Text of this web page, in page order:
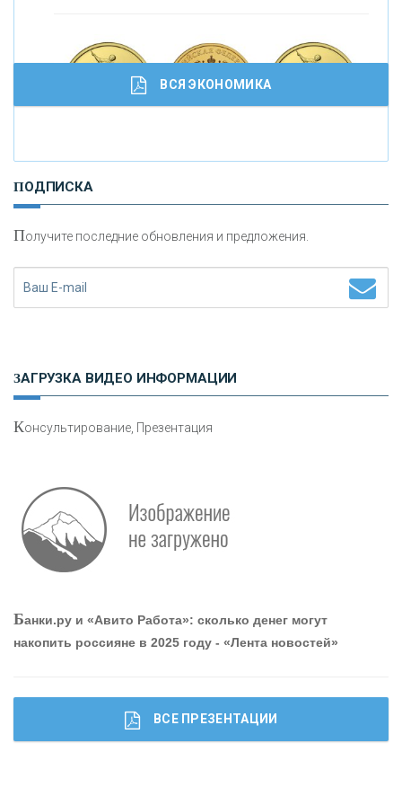
Работа мечты. Что банки делают для того, чтобы
привлечь и удержать персонал - «Интервью»
И
сохранения и увеличения капитала
ВСЯ ЭКОНОМИКА
ПОДПИСКА
Получите последние обновления и предложения.
ЗАГРУЗКА ВИДЕО ИНФОРМАЦИИ
Консультирование, Презентация
Банки.ру и «Авито Работа»: сколько денег могут
накопить россияне в 2025 году - «Лента новостей»
ВСЕ ПРЕЗЕНТАЦИИ